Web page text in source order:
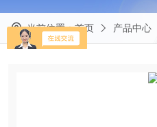
当前位置：首页 产品中心